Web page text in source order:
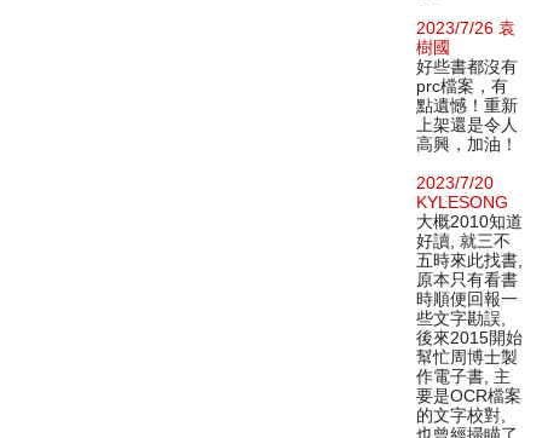
2023/7/26 袁
樹國
好些書都沒有
prc檔案，有
點遺憾！重新
上架還是令人
高興，加油！
2023/7/20
KYLESONG
大概2010知道
好讀, 就三不
五時來此找書,
原本只有看書
時順便回報一
些文字勘誤,
後來2015開始
幫忙周博士製
作電子書, 主
要是OCR檔案
的文字校對,